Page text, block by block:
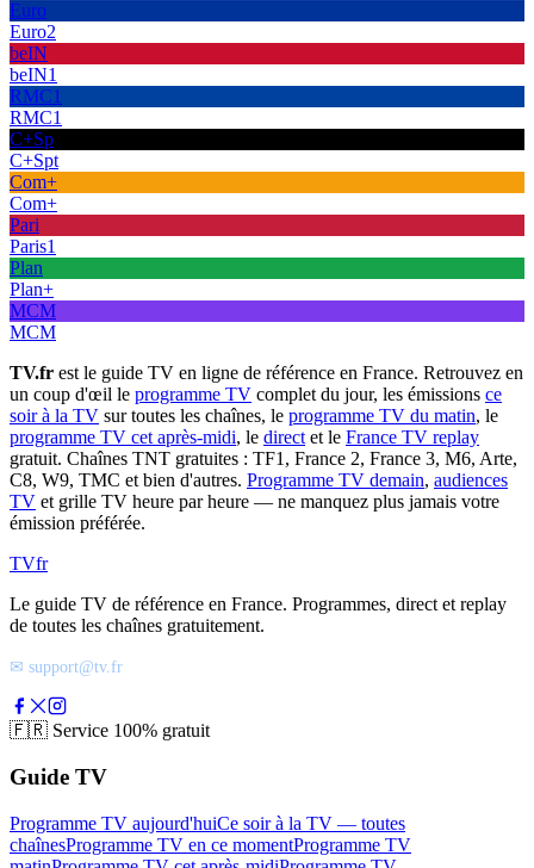
Euro
Euro2
beIN
beIN1
RMC1
RMC1
C+Sp
C+Spt
Com+
Com+
Pari
Paris1
Plan
Plan+
MCM
MCM
TV.fr est le guide TV en ligne de référence en France. Retrouvez en
un coup d'œil le programme TV complet du jour, les émissions ce
soir à la TV sur toutes les chaînes, le programme TV du matin, le
programme TV cet après-midi, le direct et le France TV replay
gratuit. Chaînes TNT gratuites : TF1, France 2, France 3, M6, Arte,
C8, W9, TMC et bien d'autres. Programme TV demain, audiences
TV et grille TV heure par heure — ne manquez plus jamais votre
émission préférée.
TVfr
Le guide TV de référence en France. Programmes, direct et replay
de toutes les chaînes gratuitement.
✉ support@tv.fr
🇫🇷 Service 100% gratuit
Guide TV
Programme TV aujourd'huiCe soir à la TV — toutes
chaînesProgramme TV en ce momentProgramme TV